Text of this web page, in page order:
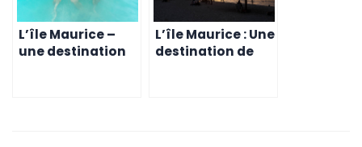
L’île Maurice –
une destination
L’île Maurice : Une
destination de